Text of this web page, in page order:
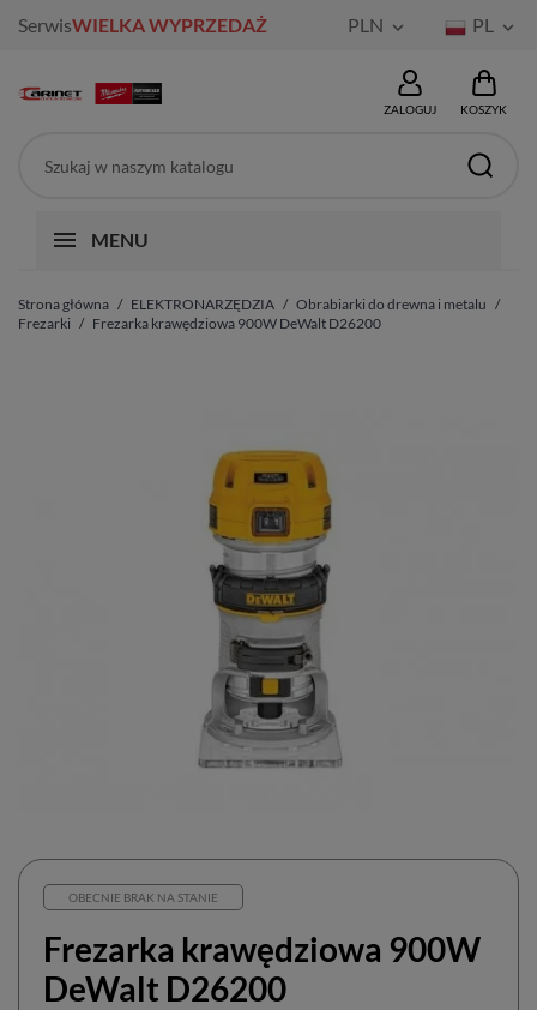
SerwisWIELKA WYPRZEDAŻ PLN  PL 
ZALOGUJ KOSZYK
MENU
Strona główna ELEKTRONARZĘDZIA
Obrabiarki do drewna i metalu
Frezarki
Frezarka krawędziowa 900W DeWalt D26200
OBECNIE BRAK NA STANIE
Frezarka krawędziowa 900W
DeWalt D26200